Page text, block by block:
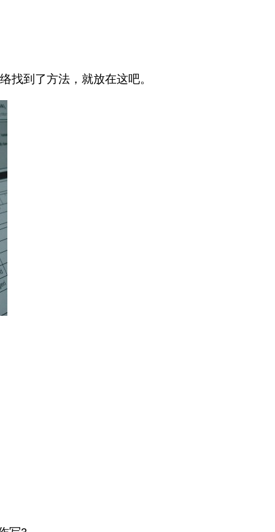
找到了方法，就放在这吧。